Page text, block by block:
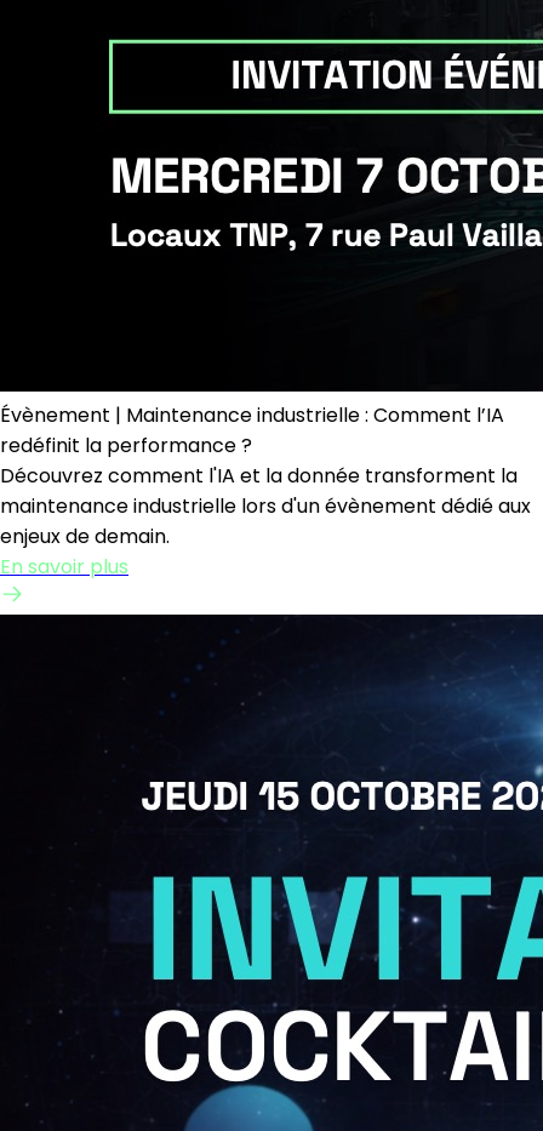
Évènement | Maintenance industrielle : Comment l’IA
redéfinit la performance ?
Découvrez comment l'IA et la donnée transforment la
maintenance industrielle lors d'un évènement dédié aux
enjeux de demain.
En savoir plus